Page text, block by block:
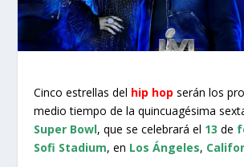
Cinco estrellas del hip hop serán los
medio tiempo de la quincuagésima
Super Bowl, que se celebrará el 13 de
Sofi Stadium, en Los Ángeles,